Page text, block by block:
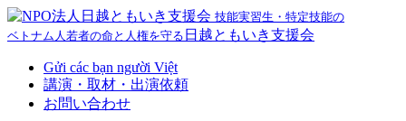
技能実習生・特定技能の
ベトナム人若者の命と人権を守る 日越ともいき支援会
Gửi các bạn người Việt
講演・取材・出演依頼
お問い合わせ